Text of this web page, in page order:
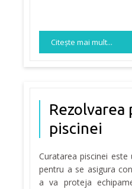
Citeşte mai mult...
piscinei
Curatarea piscinei
pentru a se asigura
a va proteja